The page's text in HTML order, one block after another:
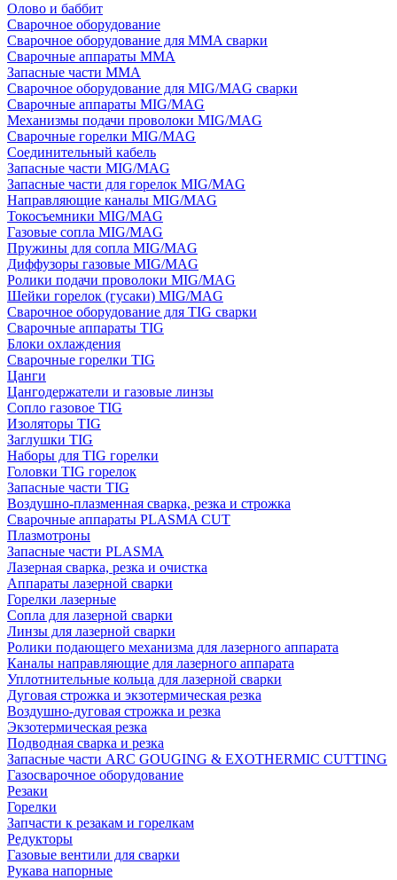
Олово и баббит
Сварочное оборудование
Сварочное оборудование для MMA сварки
Сварочные аппараты MMA
Запасные части MMA
Сварочное оборудование для MIG/MAG сварки
Сварочные аппараты MIG/MAG
Механизмы подачи проволоки MIG/MAG
Сварочные горелки MIG/MAG
Соединительный кабель
Запасные части MIG/MAG
Запасные части для горелок MIG/MAG
Направляющие каналы MIG/MAG
Токосъемники MIG/MAG
Газовые сопла MIG/MAG
Пружины для сопла MIG/MAG
Диффузоры газовые MIG/MAG
Ролики подачи проволоки MIG/MAG
Шейки горелок (гусаки) MIG/MAG
Сварочное оборудование для TIG сварки
Сварочные аппараты TIG
Блоки охлаждения
Сварочные горелки TIG
Цанги
Цангодержатели и газовые линзы
Сопло газовое TIG
Изоляторы TIG
Заглушки TIG
Наборы для TIG горелки
Головки TIG горелок
Запасные части TIG
Воздушно-плазменная сварка, резка и строжка
Сварочные аппараты PLASMA CUT
Плазмотроны
Запасные части PLASMA
Лазерная сварка, резка и очистка
Аппараты лазерной сварки
Горелки лазерные
Сопла для лазерной сварки
Линзы для лазерной сварки
Ролики подающего механизма для лазерного аппарата
Каналы направляющие для лазерного аппарата
Уплотнительные кольца для лазерной сварки
Дуговая строжка и экзотермическая резка
Воздушно-дуговая строжка и резка
Экзотермическая резка
Подводная сварка и резка
Запасные части ARC GOUGING & EXOTHERMIC CUTTING
Газосварочное оборудование
Резаки
Горелки
Запчасти к резакам и горелкам
Редукторы
Газовые вентили для сварки
Рукава напорные